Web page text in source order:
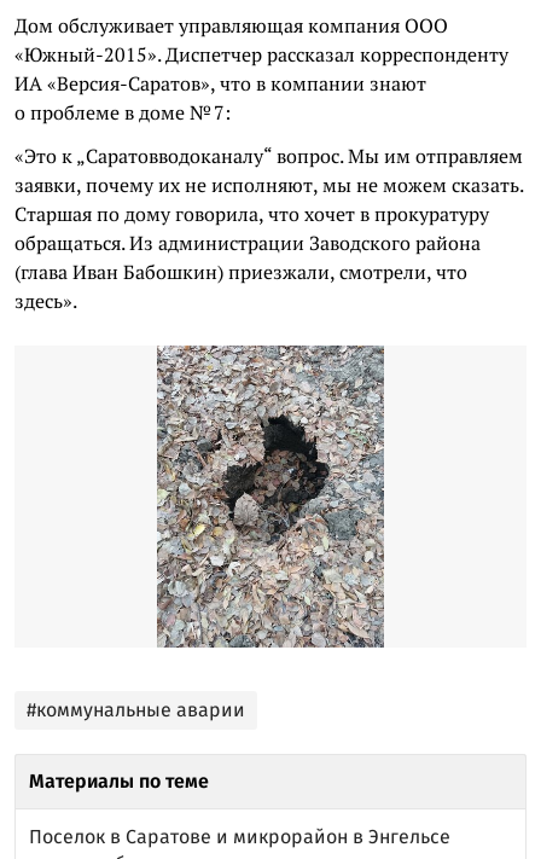
Дом обслуживает управляющая компания OOO
«Южный-2015». Диспетчер рассказал корреспонденту
ИА «Версия-Саратов», что в компании знают
о проблеме в доме № 7:
«Это к „Саратовводоканалу“ вопрос. Мы им отправляем
заявки, почему их не исполняют, мы не можем сказать.
Старшая по дому говорила, что хочет в прокуратуру
обращаться. Из администрации Заводского района
(глава Иван Бабошкин) приезжали, смотрели, что
здесь».
#коммунальные аварии
Материалы по теме
Поселок в Саратове и микрорайон в Энгельсе